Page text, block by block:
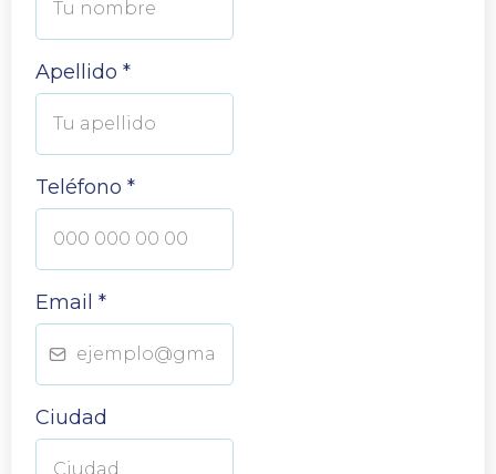
Apellido *
Teléfono *
Email *
Ciudad